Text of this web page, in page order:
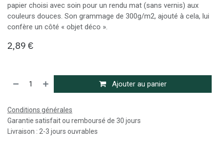
papier choisi avec soin pour un rendu mat (sans vernis) aux
couleurs douces. Son grammage de 300g/m2, ajouté à cela, lui
confère un côté « objet déco ».
2,89 €
Ajouter au panier
Conditions générales
Garantie satisfait ou remboursé de 30 jours
Livraison : 2-3 jours ouvrables